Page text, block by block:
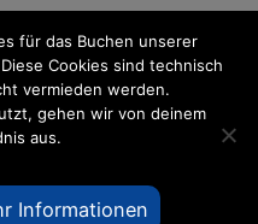
für das Buchen unserer
Cookies sind technisch
vermieden werden.
gehen wir von deinem
aus.
Informationen